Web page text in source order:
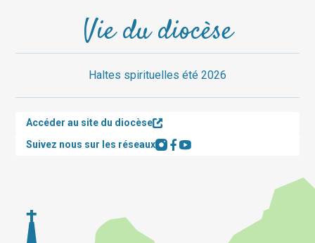
Vie du diocèse
Haltes spirituelles été 2026
Accéder au site du diocèse
Suivez nous sur les réseaux